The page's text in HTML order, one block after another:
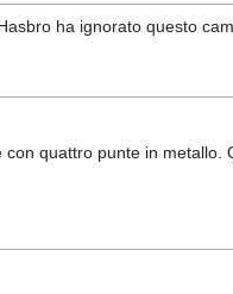
ha ignorato questo
quattro punte in